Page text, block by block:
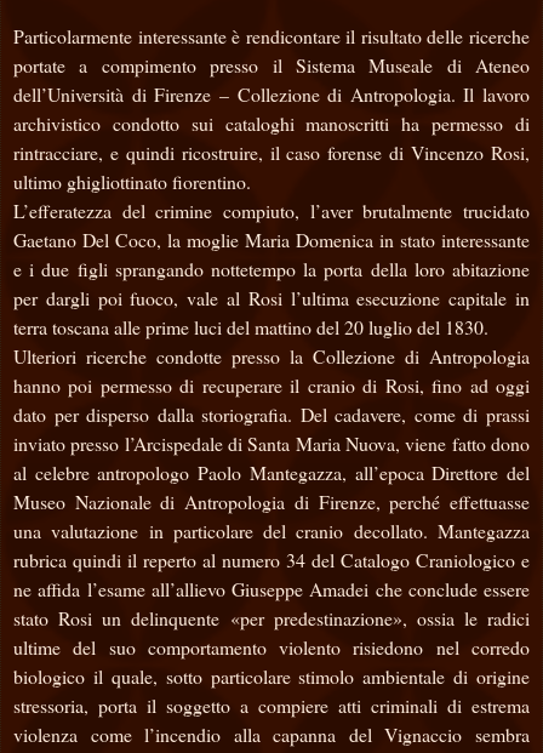
Particolarmente interessante è rendicontare il risultato delle ricerche
portate a compimento presso il Sistema Museale di Ateneo
dell’Università di Firenze – Collezione di Antropologia. Il lavoro
archivistico condotto sui cataloghi manoscritti ha permesso di
rintracciare, e quindi ricostruire, il caso forense di Vincenzo Rosi,
ultimo ghigliottinato fiorentino.
L’efferatezza del crimine compiuto, l’aver brutalmente trucidato
Gaetano Del Coco, la moglie Maria Domenica in stato interessante
e i due figli sprangando nottetempo la porta della loro abitazione
per dargli poi fuoco, vale al Rosi l’ultima esecuzione capitale in
terra toscana alle prime luci del mattino del 20 luglio del 1830.
Ulteriori ricerche condotte presso la Collezione di Antropologia
hanno poi permesso di recuperare il cranio di Rosi, fino ad oggi
dato per disperso dalla storiografia. Del cadavere, come di prassi
inviato presso l’Arcispedale di Santa Maria Nuova, viene fatto dono
al celebre antropologo Paolo Mantegazza, all’epoca Direttore del
Museo Nazionale di Antropologia di Firenze, perché effettuasse
una valutazione in particolare del cranio decollato. Mantegazza
rubrica quindi il reperto al numero 34 del Catalogo Craniologico e
ne affida l’esame all’allievo Giuseppe Amadei che conclude essere
stato Rosi un delinquente «per predestinazione», ossia le radici
ultime del suo comportamento violento risiedono nel corredo
biologico il quale, sotto particolare stimolo ambientale di origine
stressoria, porta il soggetto a compiere atti criminali di estrema
violenza come l’incendio alla capanna del Vignaccio sembra